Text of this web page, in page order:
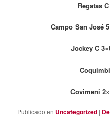
Regatas
Campo San José
Jockey C
Covimeni
Publicado en Uncategorized |